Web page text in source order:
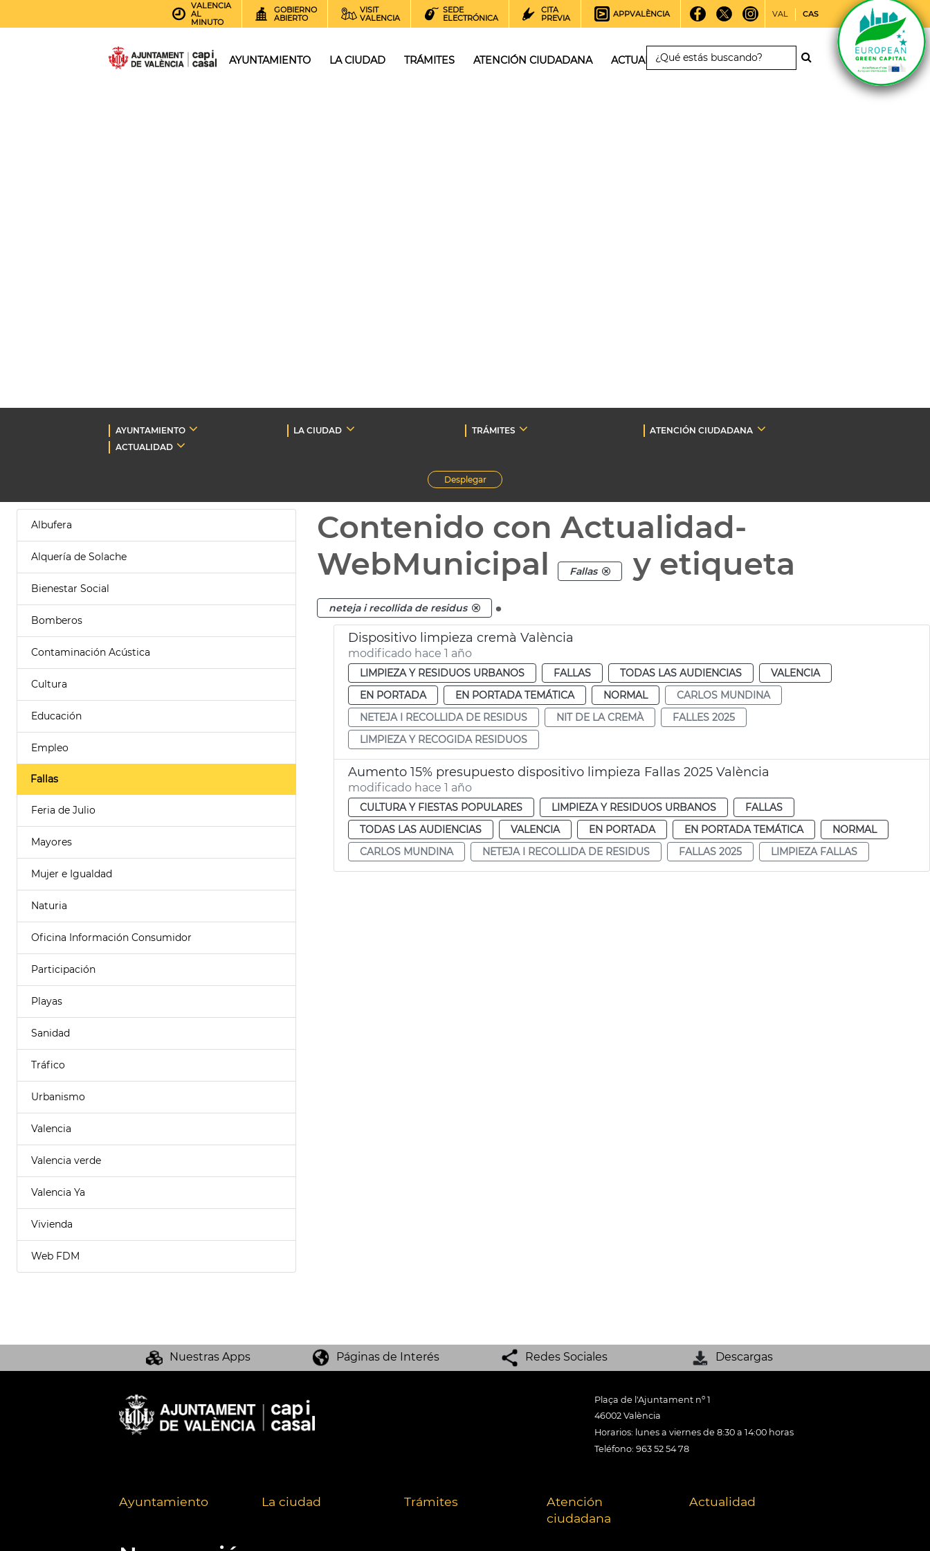
VALENCIA
AL
MINUTO
GOBIERNO
ABIERTO
VISIT
VALENCIA
SEDE
ELECTRÓNICA
CITA
PREVIA
APPVALÈNCIA VAL CAS
AYUNTAMIENTO LA CIUDAD TRÁMITES ATENCIÓN CIUDADANA ACTUALIDAD
AYUNTAMIENTO LA CIUDAD TRÁMITES
ATENCIÓN CIUDADANA
ACTUALIDAD
Desplegar
Albufera
Alquería de Solache
Bienestar Social
Bomberos
Contaminación Acústica
Cultura
Educación
Empleo
Fallas
Feria de Julio
Mayores
Mujer e Igualdad
Naturia
Oficina Información Consumidor
Participación
Playas
Sanidad
Tráfico
Urbanismo
Valencia
Valencia verde
Valencia Ya
Vivienda
Web FDM
Contenido con Actualidad-
WebMunicipal
Fallas y etiqueta
neteja i recollida de residus .
Dispositivo limpieza cremà València
modificado hace 1 año
LIMPIEZA Y RESIDUOS URBANOS FALLAS TODAS LAS AUDIENCIAS
VALENCIA
EN PORTADA
EN PORTADA TEMÁTICA NORMAL
CARLOS MUNDINA
NETEJA I RECOLLIDA DE RESIDUS
NIT DE LA CREMÀ
FALLES 2025
LIMPIEZA Y RECOGIDA RESIDUOS
Aumento 15% presupuesto dispositivo limpieza Fallas 2025 València
modificado hace 1 año
CULTURA Y FIESTAS POPULARES LIMPIEZA Y RESIDUOS URBANOS
FALLAS
TODAS LAS AUDIENCIAS
VALENCIA EN PORTADA EN PORTADA TEMÁTICA
NORMAL
CARLOS MUNDINA
NETEJA I RECOLLIDA DE RESIDUS FALLAS 2025 LIMPIEZA FALLAS
Nuestras Apps Páginas de Interés Redes Sociales Descargas
Plaça de l'Ajuntament nº 1
46002 València
Horarios: lunes a viernes de 8:30 a 14:00 horas
Teléfono: 963 52 54 78
Ayuntamiento La ciudad Trámites
Atención
ciudadana
Actualidad